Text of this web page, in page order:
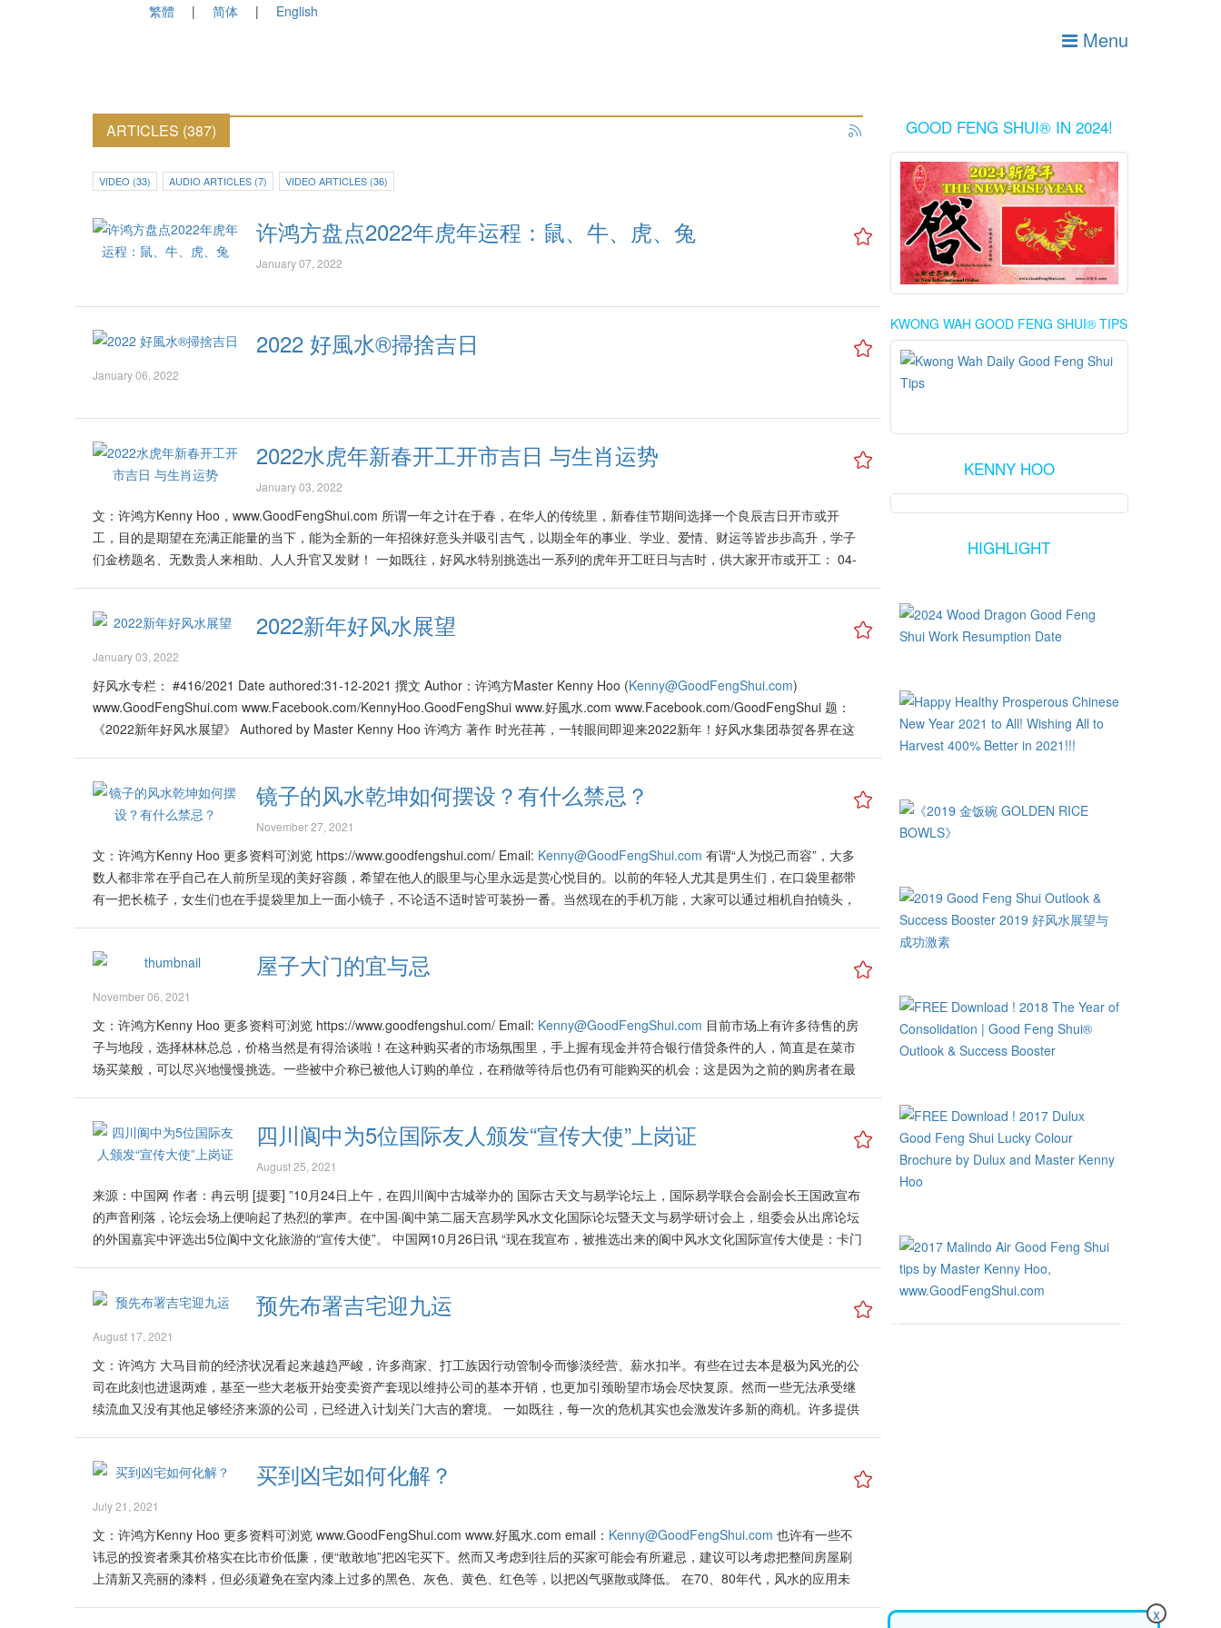
繁體 简体 English
Menu
ARTICLES (387)
VIDEO (33) AUDIO ARTICLES (7) VIDEO ARTICLES (36)
许鸿方盘点2022年虎年运程：鼠、牛、虎、兔
January 07, 2022
2022 好風水®️掃捨吉日
January 06, 2022
2022水虎年新春开工开市吉日 与生肖运势
January 03, 2022
文：许鸿方Kenny Hoo，www.GoodFengShui.com 所谓一年之计在于春，在华人的传统里，新春佳节期间选择一个良辰吉日开市或开
工，目的是期望在充满正能量的当下，能为全新的一年招徕好意头并吸引吉气，以期全年的事业、学业、爱情、财运等皆步步高升，学子
们金榜题名、无数贵人来相助、人人升官又发财！ 一如既往，好风水特别挑选出一系列的虎年开工旺日与吉时，供大家开市或开工： 04-
时）傍晚5点至7点（酉时） 10-2-2022 正月初十日(四) (肖鼠忌用)最佳时段： 早上9点至11点（辰时）下午1点至3点（未时） 14-2-2022
段： 早上7点至9点（辰时）下午1点至3点（未时） 18-2-2022 正月十八日(五) (肖猴忌用)最佳时段： 早上7点至9点（辰时）早上9点之
11点（巳时）下午1点至3点（未时） 22-2-2022 正月廿二日(二) (肖鼠忌用)最佳时段： 早上9点至11点（巳时）上午11点至下午1点（午
时）傍晚5点至7点（酉时） 人生本来就有无数能做选择的机会，就好像上述列出的各种良辰吉日，大家可以选择使用在开工大吉，至少能
够得到个好彩头，期望全年吸引吉气满满，工作顺利，事业一本万利！ 每年大约10月份开始，市面上开始充斥着无数的流年生肖运程书，
选择也是非常多，也容易令人眼花缭乱。其实大部份流年生肖运程书的出发点皆是良好的，并非全是只为了鼓吹迷信、制造商机售卖产
品。 不少人为求心安，会买下不同师傅的流年运程书互相对照、确认各家各派对自己或家人生肖的预测，希望去芜存菁后，能够配搭出最
适合自己的一套，以期帮助自己与家人在该年里趋吉避凶。当然这是个人选择与方式，是无可厚非的。 一般稍懂命理的人多认为在2022
的壬寅水虎年里，运势最好的生肖是属狗、马、猪；这是因为这组生肖，在此年里能够与虎年产生三合及六合的良好化学效应，因此普遍
学、老朋友，都在一整年里，都将有相似的生活经历或未来运势吗？有人甚至继续问我：“难道其他冲、犯、刑、害流年太岁，如生肖属
蛇、猴、龙等生肖的人，在2022年里一定会厄运连连吗？” 其实在每一年里，同样年龄的人虽然生肖一样，但由于诞生在不同的出生日期
与时间，因此大家的八字里的天干地支组合都所不同，因此都将会在该流年里经历与他人不太一样的人生经验。 难怪一些心里存有如此疑
虑的人，对流年运程书皆嗤之以鼻，因为他们认为有关生肖流年运程的论述，只是迷信加唯恐天下不乱的人所纂写的谬论。 流年对个人运
势的影响，当然不能完全以只占百分之12到15比重的12生肖之趋势来作绝对性的判断或预测，然而其潜在的吉与凶之影响，也不应该以等
闲视之。毕竟在达到趋吉避凶的大前提里，流年生肖的潜在吉凶运势之影响里，也可以当做是命运管理之道所纳入的其一相关元素。 猪、
兔、牛、羊、虎 大吉大利 根据好风水的流年生肖分析2022年的流年运程，生肖属猪、兔、牛、羊与虎的人将是比较大吉大利的！尤其是
生肖属羊与兔的人，将在此年里旺财、旺丁，加上有贵人助力，将无往不利，全年在士农工商皆获利、名成利就，喜事重重。 在阳历1、
7、10与11月里出生的人，也被归纳为在2022全年里比较有正面气势、顺心顺意的一群人，可喜可贺。 尤其是生肖属兔、羊与猪的人，在
目前阶段里可说是信心满满、准备冲刺了！这绝对是好事，因为根据吸引力法则的论点，当信心满满地憧憬未来时，当然是容易心想事成
2022新年好风水展望
January 03, 2022
好风水专栏： #416/2021 Date authored:31-12-2021 撰文 Author：许鸿方Master Kenny Hoo (Kenny@GoodFengShui.com)
www.GoodFengShui.com www.Facebook.com/KennyHoo.GoodFengShui www.好風水.com www.Facebook.com/GoodFengShui 题：
《2022新年好风水展望》 Authored by Master Kenny Hoo 许鸿方 著作 时光荏苒，一转眼间即迎来2022新年！好风水集团恭贺各界在这
能够更加看透一切那些装神弄鬼、混淆视听、鱼目混珠、滥竽充数的人。因此在此年里，大家在做任何选择时将更加有智慧与明确。
2022是属于波动但又将激发无数量新机会与商机的大好年。各种领域将迎来与启动新的系统与处事方式或方针，预计此年里将为你我他带
来无穷尽的提升、进步与繁荣的好机会。 大家必须在当下《新世界秩序 New International Order》之百年财遇上之机遇里掌握各种新机
会，开创与实现一直以来所计划或部署之梦想与理想。 在此年里，各行各业里无论是公司或个人，皆尝试将现有服务与产品重新与无数新
科技整合并引入新的创新元素与功能，开拓无数进一步发展空间。在此年里许多人将激发出创意十足、并以新科技开发创新领域，产品与
服务，因此各行各业即将进入百花齐放的美好阶段，尤其是属木火的行业欣欣向荣，属水的行业也开始涌现更多的新商机。 好风水机构的
2022年之流年分析，预计原产品的价格在此年里将节节上升，比如说橡胶，木材，棕油，蔬果、食品、家具，医药用品、汽油等。医药保
健、电子、电讯、高科技产品等将迎来更旺盛的美好上升局面。教育、创意、文化等领域将会有更大的发展空间。属水的航空、运输、旅
游、饮料、渔业等也在此年里开始迎来更多的新机会与市场的新需求，一片曙光，从事此范畴的人们，必须好好把握良机！ 马中两国的良
好关系将会是在大马的经济发展的过程里扮演极为重要的催化剂，尤其来自中国、对大马许多产品的需求量将扮演更重要的角色与推手。
拭目以待！ 在2022年里消费者在各种产品的选择以及购买方式更加精挑细选、挑剔以及期望与接受无数创新,特别是在5G、IoT即物联网
等科技的推动下，各种产品必定被重新整合以融入新科技、能将各种产品更加个性化与智能化。这样的市场趋势也激发许多公司的产品，
无论是在设计与品质方面皆必须更加精益求精，并在重新包装与输送到消费者手中的过程里，不但需要以速度取胜、他们的产品也必须更
加革新以及有个性化、智能化的新功能，才能赢得并开发出更多新的市场与机会！ 中国的气势如虹，尤其是浩瀚无疆的中文将更加大放异
彩！因为中文不但已经是全球极为重要的商用与沟通工具，它也将是现代人想学习、研究或从事最先进科技范畴的最基本管道。可预见
2022年里全球正在更加明显地实现《新世界秩序》 (New International Order), 世界的重心将轮到以中国为主的东方区域之引领通往更美
好的未来40年。 在过去的约200多年的历史里，世界人民报括大马的政局与管理模式皆受到主要由“过气”的大英帝国、以及气势逐渐减弱
的美国等所推崇与秉持的零和游戏(Zero Sum Game)。其所谓最终达到的“双赢局面”其实仍会导致其中一方处于稍微劣势的宭境，尤其是
仍然秉持着有关过时理念的领袖们，在2022年以及风水9运的大时代里即将被世界的大洪流而淘汰! 在此新的一年里将会有许多国家领袖将
开始尝试探讨与了解儒家思想所推崇的“大同世界”理念。我将此理念译成现代社会的“三赢局面”(Win-Win-Win Situation)。尤其是在瞬息万
加安居乐业！预期中国的国家领袖们将有机会在这关键的期间里，向世界各国彰显其“一带一路”发展之最终目标是达到“你好、我好、大家
好”的三赢良好局面，而不是被一些世界领袖误以为或标榜为另类的殖民方式。 尤其是在智能化、大数据、5G以及即将到来的6G新科技时
代，大马的前路，无论喜与否、能与中国的进步频率共振就是正道，也自然容易达到三赢的局面！ 今年的二黑病符凶星落在西南方，主破
财，疾病，情绪变化，甚至是血光之灾，如果是家中或公司的大门落在西南方位，则必须在今年里多留意健康，尤其是在阳历6与12月
里。2022年里的西南方地区与国家可能有比较多的传染病率，因此打算到有关地区旅游或出差的人可能必须有预防病症与天灾人祸的措
施。尤其是生肖属蛇、鸡与牛的人，在阳历2022年6、7、12月，以及2023年1月份里须多加留意健康，特别是在肠胃或 呼吸系统方面比
较弱的人，在这期间里更要多加留意。建议他们在2月初与8月初找牙医洗牙或做健康检查、验血、捐血，可以减低健康方面的风险。 由于
其实也提供许多入场与套利的大号机会，祝贺股民们在此年里旗开得胜！在7、11月间，尤其是是生肖属猪、羊、兔者报捷连连，眉开眼
镜子的风水乾坤如何摆设？有什么禁忌？
November 27, 2021
文：许鸿方Kenny Hoo 更多资料可浏览 https://www.goodfengshui.com/ Email: Kenny@GoodFengShui.com 有谓“人为悦己而容”，大多
数人都非常在乎自己在人前所呈现的美好容颜，希望在他人的眼里与心里永远是赏心悦目的。以前的年轻人尤其是男生们，在口袋里都带
有一把长梳子，女生们也在手提袋里加上一面小镜子，不论适不适时皆可装扮一番。当然现在的手机万能，大家可以通过相机自拍镜头，
又美观，室内设计师常用之以增强室内景观。 在风水的范畴里，镜子的适当应用占有一席重要地位。作风水用途的镜子有很多种类，例如
悬挂这类镜子，以化解直冲而来的煞气，免得家人被煞气冲克受损。 其实挂镜子有不少的学问与禁忌，在这期的好风水专栏里与各界分享
镜子与风水的关系如：该如何摆设？有什么禁忌？以及怎么才能带来好风水的效应？ 饭厅里放镜子 镜子在风水学里有“加倍”的良好意象。
因此把镜子设置在餐桌前，是个非常好的方法，也常常受到室内设计师的采用。因为对着饭桌的镜子能让家中的食物加倍丰盈、丰衣足
食、财源广进。要加以注意的前提是饭厅里设置镜子时，应避免对向门外或窗口。 卧室床后镜子 许多人都知道，卧室内的镜子，不宜对
向床铺。这是避免在睡意正朦胧时，看到自己或其他影象而被惊吓，尤其是对老人与小孩的健康特别不利。 镜子对向床铺，容易把房内的
尖角煞气等，反射向沉睡的人，日子久了必定影响身心灵的健康状况。 不少新婚夫妇在装修房子时，为了让房里看起来阔大些，以及为了
增加夫妻生活情趣，把一大片的镜子安装在床后的墙上。这样的摆设其实非常不好，因为容易导致睡眠不安宁，疾病缠身，而且脾气也会
逐步趋劣，夫妻感情易生变！ 如果无法改变卧室内床与梳妆台的化妆镜相对，可以考虑加门或盖，以在不用时把化妆镜盖上，反而可以藏
而必须要加以注意的是，绝不可把镜子设置在店里收银员的后面，以免招徕不法之徒图谋不轨！ 忌把镜子设置在办公桌的后面或旁边，因
为这象征工作量增加，并且容易导致精神散漫，进而降低工作效力，小人捣乱。 两面镜子 不论是居家、公司或商店里，不可把两面镜子
相对地挂置。因为如此会使光线或影像互相弹射到对面的镜子上，引起视觉上的错乱，对身心的健康产生不良效应！ 镜子对大门 不论是
居家、公司或商店里，不可让镜子面对大门入口处。因为这样容易导致室内情况一览无余，也会把好的气反射出外，更把财气挡住不入门
内。此举甚至也会把屋外不好的景物或煞气等，引入屋内带来煞气。 镜子嵌在天花板上 我看过一些个案，夫妇将镜子嵌在卧室的天花板
上，这会令人泄气、泄财、甚至影响健康，所以不可为标新立异，把镜子嵌在天花板上。 厨房里的镜子 镜子对正床头固然是大忌，若是
对正炉灶则更是大凶！一些厨具，其表面设计光亮犹如镜子一般具有反射影像的效果，其实也不太好。所以在选择设置有关厨具前，必须
看看是否对正炉灶，以免导致家人之健康、财运皆受损。 镜子的形状 镜子属金，金形，属圆形和椭圆形，象征和谐与圆满，属土的长方
或四方形也适合。因此家中镜子的形状最好采用这类形状。避免使用带菱角、尖锐如星形的镜子。 商场里有售卖一些由许多小片的镜子，
合并成一片装饰用的大镜，由于这类有“破镜”的意头，一般来讲不建议安置在家居甚至在公司内，以免造成家庭欠和员工常争执的局面。
家中较阴暗处可设置镜子及安装长明灯，以让该处增加光亮，排除阴气或负能量。但是必须避免镜子面对房门、大门、后门或窗户。将镜
子设置在能反映出赏心悦目的画相或摆设等，能增加家中好的气场。 楼梯的出口前也不适合摆设一大面镜子对照着，以免上下楼梯时不留
神而造成伤害，所以当设计新居或公司时必须加以留意镜子的摆设方位。 Source: https://www.kwongwah.com.my/?p=1098318
屋子大门的宜与忌
November 06, 2021
文：许鸿方Kenny Hoo 更多资料可浏览 https://www.goodfengshui.com/ Email: Kenny@GoodFengShui.com 目前市场上有许多待售的房
子与地段，选择林林总总，价格当然是有得洽谈啦！在这种购买者的市场氛围里，手上握有现金并符合银行借贷条件的人，简直是在菜市
场买菜般，可以尽兴地慢慢挑选。一些被中介称已被他人订购的单位，在稍做等待后也仍有可能购买的机会；这是因为之前的购房者在最
心购买。这是因为购买房屋是项人生中的巨大投资，绝不可以像购买衣物般，万一不合身时可以要求退换货品。购买房屋，如果事后才发
现各种条件欠佳，唯一的途径就是转卖他人，然而当中的过程不但令人感到无比压力与麻烦，也可能带来金钱上的亏损。 因此一些想购买
房屋者，为了安全起见便邀约各路风水大师到现场为他们做专业的选屋服务。 风水最注重“门主灶” 大家也许已听闻风水之道，最注重“门
主灶”即大门、主卧房以及炉灶的各种风水条件，其一欠佳的房屋，就不被纳入符合风水要求的被选择组合里。 无论是DIY 或邀请风水大
师帮忙做选择，有关房子的外围环境是最重要的。那些对着负面元素的单位，如对着路冲、高塔、灯柱、尖角、坐落在死路、对着桥梁、
天斩煞、路弯等的单位都一例不被选择。当符合了外围条件后，大师们就必须勘察房屋范围内的情况了，包括大门，大厅、厨房、卧室等
状况。 在一些已经被纳入可以被选择购买的单位菜单里，我也不时再度被问及有关大门的各种进一步情况与条件。有不少人知道大门上不
可有任何带有负面之风水元素。尤其是在帮助客户选择双层或多层排屋时，就算是已经非常肯定有关单位对购买者阖家吉利，一些人会再
度确认，如在房子的大门上有厕所是否在长远居住后会不利健康与运势？ 也有人问，向着正南与正北的房屋（由于气候的关系，在马来西
亚有无数这样坐向的房屋），是否像某年轻风水大师曾经述说的，有如紫禁城“落空亡”般的“非常负面风水因素”？因此有不少在购买或已经
京紫禁城的风水“落空亡线”之论述是带有误导性的，不可盲目尽信，不然容易忧人自扰。况且紫禁城的风水布局是经过历代风水大师布
局，不可能在现代才由该年轻大师发觉其误点吧？ 个人觉得可能是一些人只是道听途说，缺乏真正彻底研究才无法悟懂个中风水奥秘。
大门上忌有厕所？ 一般来说，双层或多层的排屋，将主卧房的厕所设计在大门上是为了更加善用空间，能够帮助提升卧室里的室内设计与
摆设，以及维护卧房内的隐秘性。厕所与楼下的大门其实已经被一层厚厚的钢骨水泥隔开，再加上大多数房子也已加上一层天花板，只要
确保厕所之防水设施被维护好，大门上有厕所也不会带来任何风水上的问题。 大多数人也计划将落在大门的玄关处设立神台，一些人又担
心神台上有卧房的厕所，会不会对神明、祖先不敬而导致家宅不宁？其实大家也不必为此担心，只要没有厕所漏水的问题，确保该摆设神
台的空间干净明亮，又没有对着其他来自门外的煞气元素，就不会有任何负面因素。 祝贺大家在目前风水转换期里，得到更好风水的吉利
房屋。 Source link: https://www.kwongwah.com.my/?p=1087569
四川阆中为5位国际友人颁发“宣传大使”上岗证
August 25, 2021
来源：中国网 作者：冉云明 [提要] ”10月24日上午，在四川阆中古城举办的 国际古天文与易学论坛上，国际易学联合会副会长王国政宣布
的声音刚落，论坛会场上便响起了热烈的掌声。在中国·阆中第二届天宫易学风水文化国际论坛暨天文与易学研讨会上，组委会从出席论坛
的外国嘉宾中评选出5位阆中文化旅游的“宣传大使”。 中国网10月26日讯 “现在我宣布，被推选出来的阆中风水文化国际宣传大使是：卡门
委会从出席论坛的外国嘉宾中评选出5位阆中文化旅游的“宣传大使”。他们分别是瑞士的卡门·欧贝卡、韩国的金科奎、金惠贞、马来西亚
民阶层中都颇具影响力，占有大量的人脉资源。近两年来，他们对阆中的文化旅游融入国际市场作出过很多卓见成效的努力，他们就像是
促进东西方文化对接的“圣灯”，构架起阆中文化走向世界的桥梁。 论坛组委会在推选5位宣传大使的过程中，严格遵照公平、公正的原
则，依据他们在本国推销阆中旅游文化的活动、效果为准绳，从而推选产生出来的。如韩国的金科奎、金惠贞就曾向韩国最聚人气的文化
广播电视台推销阆中古城厚重的文化，并促成该电点视台今年5月来阆中古城拍片从而把阆中的风水文化、春节文化带给了广大的韩国民
众；法国的瀚子大师也曾对阆中与法国的文化交流中起到了穿争引线的作用，中法合拍的木偶戏《遗失的影子》能够在法国及欧洲成功展
演，瀚子大师也功不可没。此次论坛组委会给5位国际友人颁发了“宣传大使”证书，表示他们获得了履职阆中旅游文化宣传的“上岗证”。卡
门·欧卡贝当场表示，今年春节将带着亲友团前来阆中古城过春节、品年味。（冉云明） Original Link: https://covid-
19.chinadaily.com.cn/hqcj/xfly/2014-10-26/content_12596015.html
预先布署吉宅迎九运
August 17, 2021
文：许鸿方 大马目前的经济状况看起来越趋严峻，许多商家、打工族因行动管制令而惨淡经营、薪水扣半。有些在过去本是极为风光的公
司在此刻也进退两难，基至一些大老板开始变卖资产套现以维持公司的基本开销，也更加引颈盼望市场会尽快复原。然而一些无法承受继
续流血又没有其他足够经济来源的公司，已经进入计划关门大吉的窘境。 一如既往，每一次的危机其实也会激发许多新的商机。许多提供
也在此非常时刻羡煞许多人！ 在此时也是重新打造公司与创新品牌的最佳时刻，以便随时增加产品、服务或迎合新的市场需求做充分准
也进一步丰富发展。理财有道的小戴，在过去的几年里累积了不少的财富，在“现金为王”的当下就能够真正展现他的实力了！由于在这疫
情期间各种产业的选择多有又许多折扣，他也陆续在去年与今年里依据我的风水筛选原则下，购买了几套房产与商业大楼。 筛选上佳豪宅
在今年初，他也在我苛刻的筛选过程里， 终于买入一间风水极佳的独立式豪宅。此间属于第三手的豪宅，在上一手的业主买入后已经被翻
新装修并符合目前风水8运的原则，能够不断在当下为全家人累积吉气。它比起紧邻的旧房子的设计更加新颖又非常有现代感，最重要的
是其地点与治安都非常好、无论是去商场、公司、学校或到临近的市镇都非常方便。那里周围的环境非常整洁，空气清新，简直是闹市里
买到凶宅如何化解？
July 21, 2021
文：许鸿方Kenny Hoo 更多资料可浏览 www.GoodFengShui.com www.好風水.com email： Kenny@GoodFengShui.com 也许有一些不
讳忌的投资者乘其价格实在比市价低廉，便“敢敢地”把凶宅买下。然而又考虑到往后的买家可能会有所避忌，建议可以考虑把整间房屋刷
上清新又亮丽的漆料，但必须避免在室内漆上过多的黑色、灰色、黄色、红色等，以把凶气驱散或降低。 在70、80年代，风水的应用未
GOOD FENG SHUI® IN 2024!
KWONG WAH GOOD FENG SHUI® TIPS
KENNY HOO
HIGHLIGHT
x